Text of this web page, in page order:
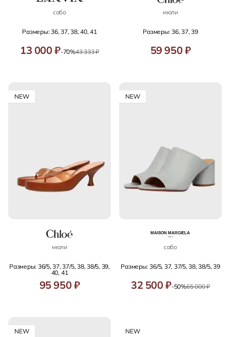
сабо
Размеры: 36, 37, 38, 40, 41
13 000 ₽-70%43 333 ₽
мюли
Размеры: 36, 37, 39
59 950 ₽
NEW
мюли
Размеры: 36/5, 37, 37/5, 38, 38/5, 39,
40, 41
95 950 ₽
NEW
сабо
Размеры: 36/5, 37, 37/5, 38, 38/5, 39
32 500 ₽-50%65 000 ₽
NEW NEW